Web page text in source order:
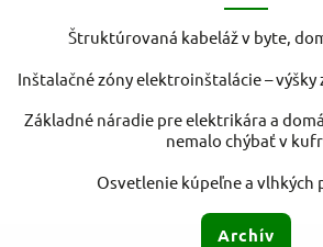
Štruktúrovaná kabeláž v byte,
Inštalačné zóny elektroinštalácie – výšky
Základné náradie pre elektrikára a
nemalo chýbať v
Osvetlenie kúpeľne a vlhkých
Archív